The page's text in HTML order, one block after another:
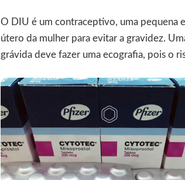
O DIU é um contraceptivo, uma pequena
útero da mulher para evitar a gravidez.
grávida deve fazer uma ecografia, pois o